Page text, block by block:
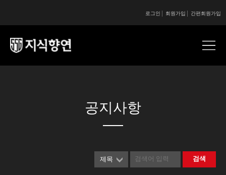
간편회원가입
회원가입
로그인
공지사항
제목 검색